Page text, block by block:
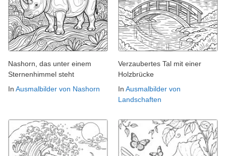
Nashorn, das unter einem
Sternenhimmel steht
In Ausmalbilder von Nashorn
Verzaubertes Tal mit einer
Holzbrücke
In Ausmalbilder von
Landschaften